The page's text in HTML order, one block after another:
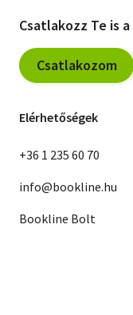
Csatlakozz Te is
Csatlakozom
Elérhetőségek
+36 1 235 60 70
info@bookline.hu
Bookline Bolt